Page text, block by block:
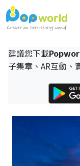
建議您下載
子集章、AR互動、